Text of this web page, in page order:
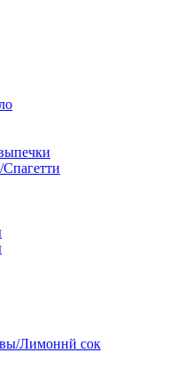
Лимоннй сок